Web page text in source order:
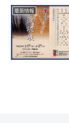
最新情報